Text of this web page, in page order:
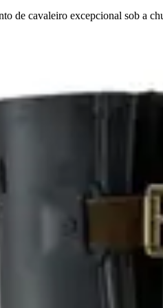
de cavaleiro excepcional sob a